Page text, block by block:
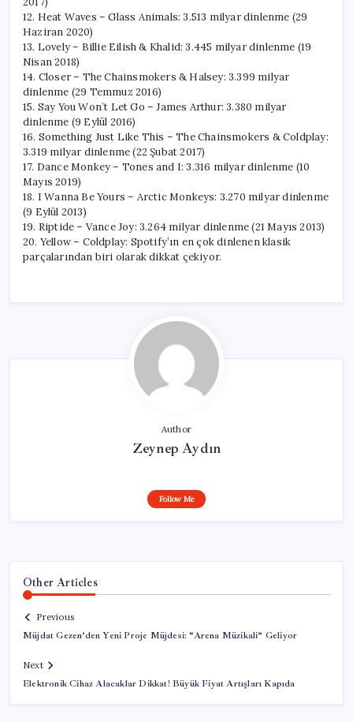
12. Heat Waves – Glass Animals: 3.513 milyar dinlenme (29
Haziran 2020)
13. Lovely – Billie Eilish & Khalid: 3.445 milyar dinlenme (19
Nisan 2018)
14. Closer – The Chainsmokers & Halsey: 3.399 milyar
dinlenme (29 Temmuz 2016)
15. Say You Won’t Let Go – James Arthur: 3.380 milyar
dinlenme (9 Eylül 2016)
16. Something Just Like This – The Chainsmokers & Coldplay:
3.319 milyar dinlenme (22 Şubat 2017)
17. Dance Monkey – Tones and I: 3.316 milyar dinlenme (10
Mayıs 2019)
18. I Wanna Be Yours – Arctic Monkeys: 3.270 milyar dinlenme
(9 Eylül 2013)
19. Riptide – Vance Joy: 3.264 milyar dinlenme (21 Mayıs 2013)
20. Yellow – Coldplay: Spotify’ın en çok dinlenen klasik
parçalarından biri olarak dikkat çekiyor.
Author
Zeynep Aydın
Follow Me
Other Articles
Previous
Müjdat Gezen’den Yeni Proje Müjdesi: “Arena Müzikali” Geliyor
Next
Elektronik Cihaz Alacaklar Dikkat! Büyük Fiyat Artışları Kapıda